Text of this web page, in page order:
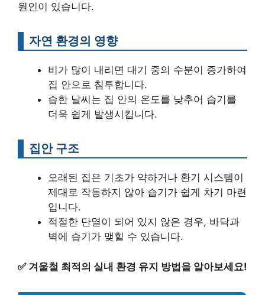
원인이 있습니다.
자연 환경의 영향
비가 많이 내리면 대기 중의 수분이 증가하여
집 안으로 침투합니다.
습한 날씨는 집 안의 온도를 낮추어 습기를
더욱 쉽게 발생시킵니다.
집안 구조
오래된 집은 기초가 약하거나 환기 시스템이
제대로 작동하지 않아 습기가 쉽게 차기 마련
입니다.
적절한 단열이 되어 있지 않은 경우, 바닥과
벽에 습기가 맺힐 수 있습니다.
✅ 겨울철 최적의 실내 환경 유지 방법을 알아보세요!